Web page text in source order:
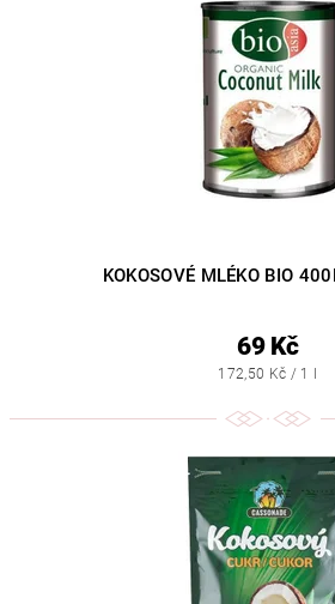
KOKOSOVÉ MLÉKO BIO
69 Kč
172,50 Kč / 1 l